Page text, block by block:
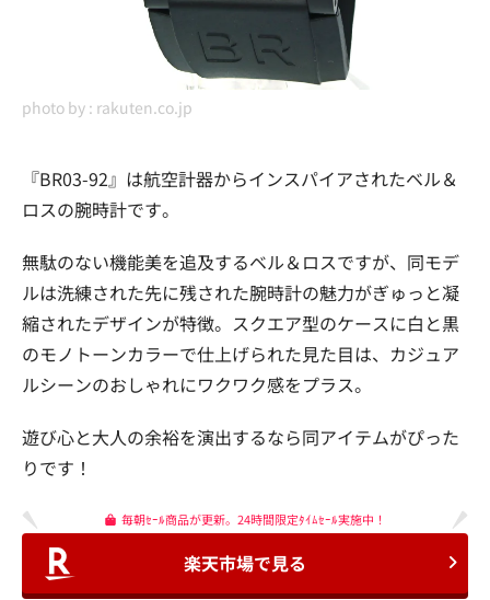
photo by : rakuten.co.jp
『BR03-92』は航空計器からインスパイアされたベル＆
ロスの腕時計です。
無駄のない機能美を追及するベル＆ロスですが、同モデ
ルは洗練された先に残された腕時計の魅力がぎゅっと凝
縮されたデザインが特徴。スクエア型のケースに白と黒
のモノトーンカラーで仕上げられた見た目は、カジュア
ルシーンのおしゃれにワクワク感をプラス。
遊び心と大人の余裕を演出するなら同アイテムがぴった
りです！
毎朝ｾｰﾙ商品が更新。24時間限定ﾀｲﾑｾｰﾙ実施中！
楽天市場で見る